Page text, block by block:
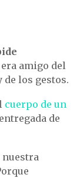
amigo del
los gestos.
cuerpo de un
de
nuestra